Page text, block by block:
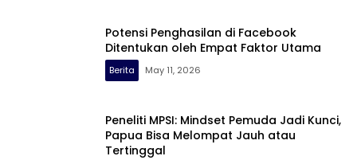
Potensi Penghasilan di Facebook
Ditentukan oleh Empat Faktor Utama
Berita May 11, 2026
Peneliti MPSI: Mindset Pemuda Jadi Kunci,
Papua Bisa Melompat Jauh atau
Tertinggal